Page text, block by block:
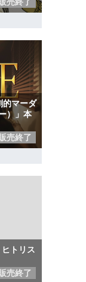
的マーダ
）」本
販売終了
トリス
販売終了